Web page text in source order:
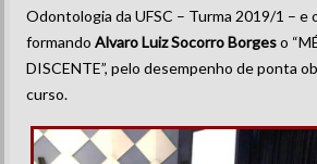
Odontologia da UFSC – Turma 2019/1 – e
formandoAlvaro Luiz Socorro Borgeso
DISCENTE”, pelo desempenho de ponta
curso.